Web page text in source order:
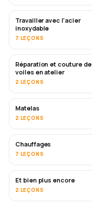
BIENTÔT
Travailler avec l'acier
inoxydable
7 LEÇONS
BIENTÔT
Réparation et couture de
voiles en atelier
2 LEÇONS
Matelas
2 LEÇONS
BIENTÔT
Chauffages
7 LEÇONS
BIENTÔT
Et bien plus encore
2 LEÇONS